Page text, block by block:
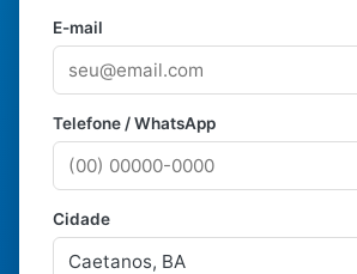
E-mail
Telefone / WhatsApp
Cidade